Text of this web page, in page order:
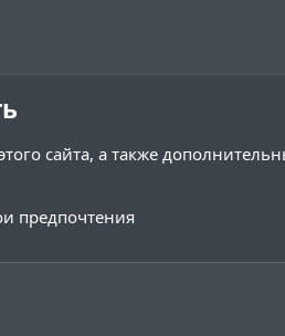
сайта, а также
предпочтения